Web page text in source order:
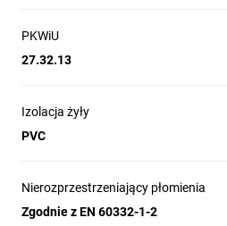
PKWiU
27.32.13
Izolacja żyły
PVC
Nierozprzestrzeniający płomienia
Zgodnie z EN 60332-1-2